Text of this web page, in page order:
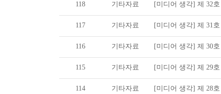
118 기타자료 [미디어 생각] 제 32호
117 기타자료 [미디어 생각] 제 31호
116 기타자료 [미디어 생각] 제 30호
115 기타자료 [미디어 생각] 제 29호
114 기타자료 [미디어 생각] 제 28호